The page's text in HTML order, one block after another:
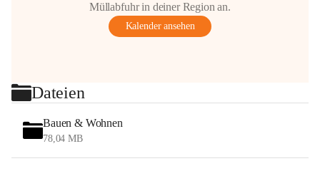
Müllabfuhr in deiner Region an.
Kalender ansehen
Dateien
Bauen & Wohnen
78,04 MB